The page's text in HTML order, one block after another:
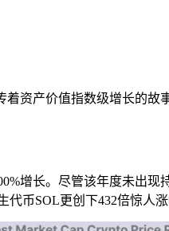
着资产价值指数级增长的故
增长。尽管该年度未出
币SOL更创下432倍惊人涨